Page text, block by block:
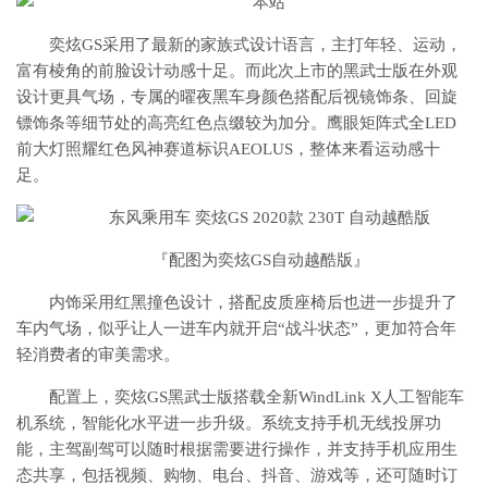
奕炫GS采用了最新的家族式设计语言，主打年轻、运动，
富有棱角的前脸设计动感十足。而此次上市的黑武士版在外观
设计更具气场，专属的曜夜黑车身颜色搭配后视镜饰条、回旋
镖饰条等细节处的高亮红色点缀较为加分。鹰眼矩阵式全LED
前大灯照耀红色风神赛道标识AEOLUS，整体来看运动感十
足。
『配图为奕炫GS自动越酷版』
内饰采用红黑撞色设计，搭配皮质座椅后也进一步提升了
车内气场，似乎让人一进车内就开启“战斗状态”，更加符合年
轻消费者的审美需求。
配置上，奕炫GS黑武士版搭载全新WindLink X人工智能车
机系统，智能化水平进一步升级。系统支持手机无线投屏功
能，主驾副驾可以随时根据需要进行操作，并支持手机应用生
态共享，包括视频、购物、电台、抖音、游戏等，还可随时订